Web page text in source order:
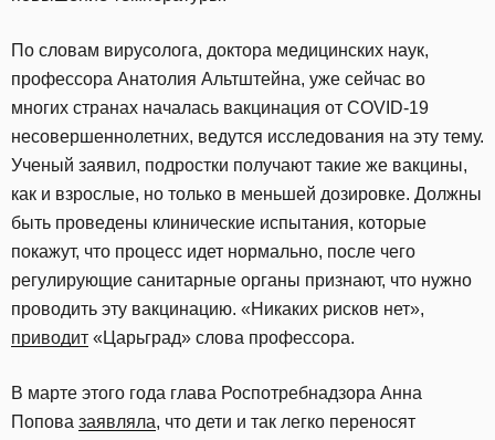
По словам вирусолога, доктора медицинских наук,
профессора Анатолия Альтштейна, уже сейчас во
многих странах началась вакцинация от COVID-19
несовершеннолетних, ведутся исследования на эту тему.
Ученый заявил, подростки получают такие же вакцины,
как и взрослые, но только в меньшей дозировке. Должны
быть проведены клинические испытания, которые
покажут, что процесс идет нормально, после чего
регулирующие санитарные органы признают, что нужно
проводить эту вакцинацию. «Никаких рисков нет»,
приводит «Царьград» слова профессора.
В марте этого года глава Роспотребнадзора Анна
Попова заявляла, что дети и так легко переносят